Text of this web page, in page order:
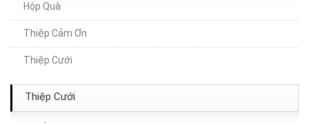
Hộp Quà
Thiệp Cảm Ơn
Thiệp Cưới
Thiệp Cưới
Thiệp cưới TA303
Thiệp Cưới TA179